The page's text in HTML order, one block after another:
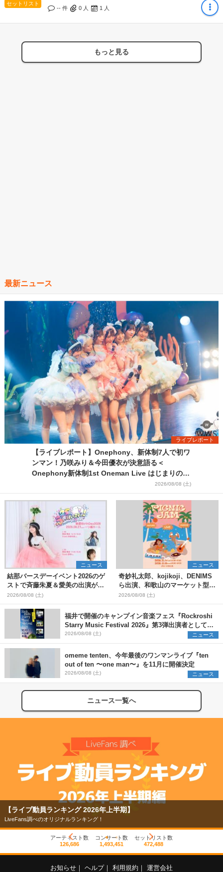
セットリスト
-- 件 0 人 1 人
もっと見る
最新ニュース
ライブレポート
【ライブレポート】Onephony、新体制7人で初ワ
ンマン！乃咲みり＆今田優衣が決意語る＜
Onephony新体制1st Oneman Live はじまりの夏
2026/08/08 (土)
ニュース
結那バースデーイベント2026のゲ
ストで斉藤朱夏＆愛美の出演が決
定
2026/08/08 (土)
ニュース
奇妙礼太郎、kojikoji、DENIMS
ら出演、和歌山のマーケット型野
外イベント『PICNIC JAM
2026』早割チケット発売開始
2026/08/08 (土)
福井で開催のキャンプイン音楽フェス『Rockroshi
Starry Music Festival 2026』第3弾出演者として
SCOOBIE DO、かりゆし58、Reiを発表
2026/08/08 (土) ニュース
omeme tenten、今年最後のワンマンライブ『ten
out of ten 〜one man〜』を11月に開催決定
2026/08/08 (土) ニュース
ニュース一覧へ
【ライブ動員ランキング 2026年上半期】
LiveFans調べのオリジナルランキング！
アーティスト数
126,686
コンサート数
1,493,451
セットリスト数
472,488
お知らせ ヘルプ 利用規約 運営会社